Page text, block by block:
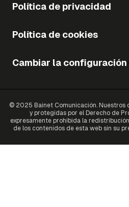
Política de privacidad
Política de cookies
Cambiar la
© 2025 Bainet Comunicación. Nuestros
y protegidas por el Derecho de
expresamente prohibida la
de los contenidos de esta web sin su